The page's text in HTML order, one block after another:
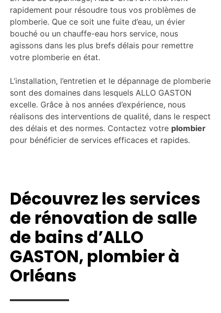
rapidement pour résoudre tous vos problèmes de
plomberie. Que ce soit une fuite d’eau, un évier
bouché ou un chauffe-eau hors service, nous
agissons dans les plus brefs délais pour remettre
votre plomberie en état.
L’installation, l’entretien et le dépannage de plomberie
sont des domaines dans lesquels ALLO GASTON
excelle. Grâce à nos années d’expérience, nous
réalisons des interventions de qualité, dans le respect
des délais et des normes. Contactez votre plombier
pour bénéficier de services efficaces et rapides.
Découvrez les services
de rénovation de salle
de bains d’ALLO
GASTON, plombier à
Orléans